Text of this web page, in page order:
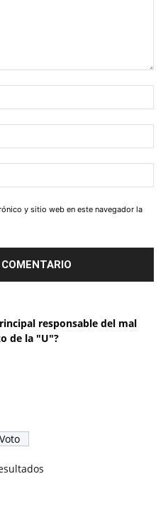
y sitio web en este navegador la
responsable del mal
de la "U"?